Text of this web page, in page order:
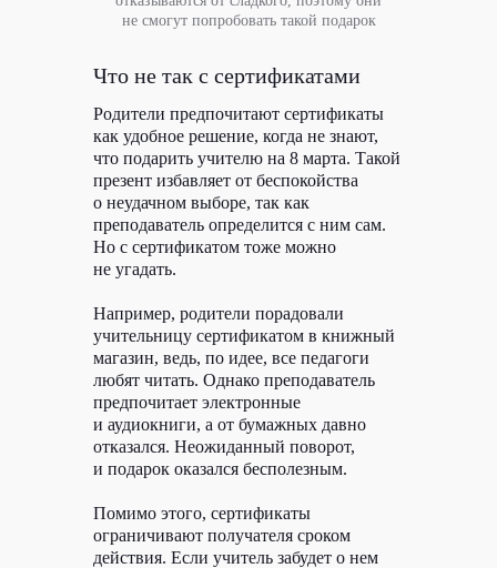
не смогут попробовать такой подарок
Что не так с сертификатами
Родители предпочитают сертификаты
как удобное решение, когда не знают,
что подарить учителю на 8 марта. Такой
презент избавляет от беспокойства
о неудачном выборе, так как
преподаватель определится с ним сам.
Но с сертификатом тоже можно
не угадать.
Например, родители порадовали
учительницу сертификатом в книжный
магазин, ведь, по идее, все педагоги
любят читать. Однако преподаватель
предпочитает электронные
и аудиокниги, а от бумажных давно
отказался. Неожиданный поворот,
и подарок оказался бесполезным.
Помимо этого, сертификаты
ограничивают получателя сроком
действия. Если учитель забудет о нем
Ситилинк — это онлайн-магазин техники
не переплачивать. Держат низкие цены
за счет прямых поставок, большого объема,
собственных магазинов и пунктов выдачи.
В Ситилинк продаются компьютеры,
гаджеты, бытовая техника для красоты,
дома, дачи и офиса, регулярно появляются
новые категории (от надувных матрасов
до бас-гитар). Ситилинк посещают более 35
миллионов человек в месяц.
У клиента есть Журнал Ситилинк. В нем есть
раздел «Гаджеты», и Ситилинк хочет
опубликовать там статью на тему «Подборка
мобильных приложений, которые помогут
расслабиться». Автору нужно было собрать
не менее 5 приложений и описать, как они
работают, как помогут разгрузить голову.